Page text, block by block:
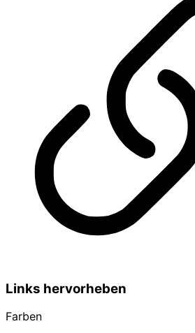
Links hervorheben
Farben